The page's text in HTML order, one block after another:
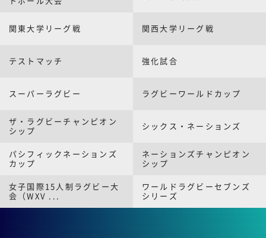
関東大学リーグ戦 関西大学リーグ戦
テストマッチ 強化試合
スーパーラグビー ラグビーワールドカップ
ザ・ラグビーチャンピオン
シップ
シックス・ネーションズ
パシフィックネーションズ
カップ
ネーションズチャンピオン
シップ
女子国際15人制ラグビー大
会（WXV ...
ワールドラグビーセブンズ
シリーズ